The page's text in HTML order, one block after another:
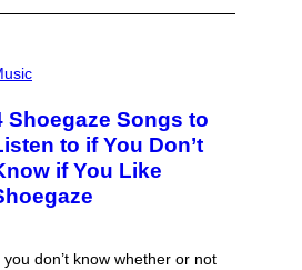
Shoegaze Songs to
to if You Don’t
if You Like
you don’t know whether or not